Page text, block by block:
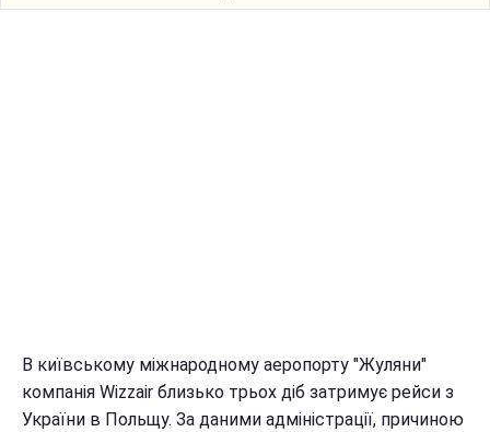
В київському міжнародному аеропорту "Жуляни"
компанія Wizzair близько трьох діб затримує рейси з
України в Польщу. За даними адміністрації, причиною